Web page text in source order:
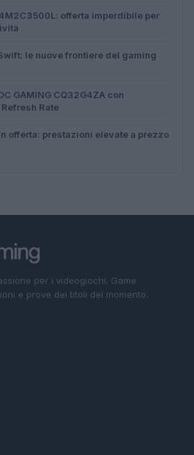
offerta imperdibile per
Swift: le nuove frontiere del gaming
GAMING CQ32G4ZA con
Rate
offerta: prestazioni elevate a prezzo
per i videogiochi. Game
e prove dei titoli del momento.